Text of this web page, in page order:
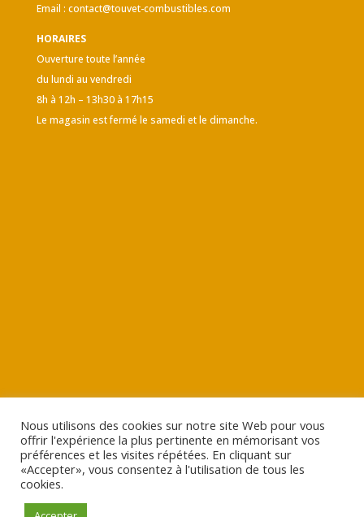
Email : contact@touvet-combustibles.com
HORAIRES
Ouverture toute l’année
du lundi au vendredi
8h à 12h – 13h30 à 17h15
Le magasin est fermé le samedi et le dimanche.
Nous utilisons des cookies sur notre site Web pour vous
offrir l'expérience la plus pertinente en mémorisant vos
préférences et les visites répétées. En cliquant sur
«Accepter», vous consentez à l'utilisation de tous les
cookies.